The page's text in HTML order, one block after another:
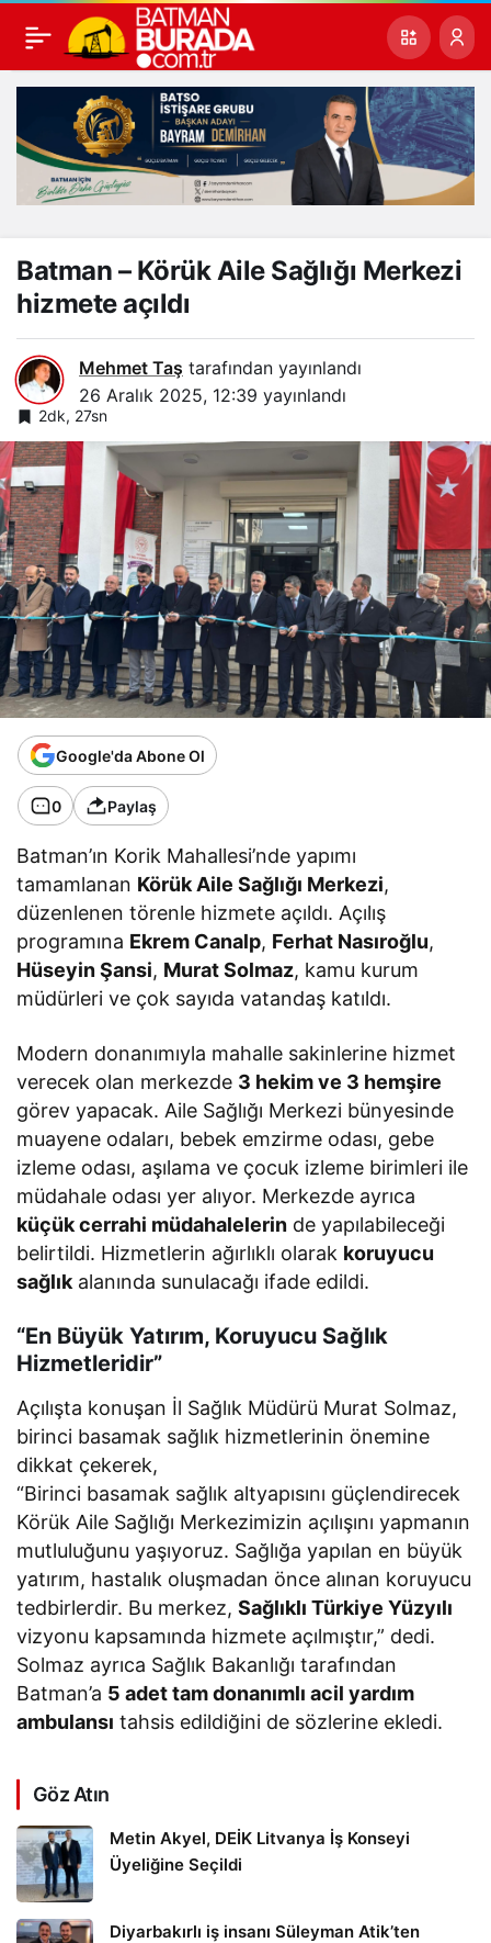
Batman – Körük Aile Sağlığı Merkezi
hizmete açıldı
Mehmet Taş tarafından yayınlandı
26 Aralık 2025, 12:39 yayınlandı
2dk, 27sn
Google'da Abone Ol
0 Paylaş
Batman’ın Korik Mahallesi’nde yapımı
tamamlanan Körük Aile Sağlığı Merkezi,
düzenlenen törenle hizmete açıldı. Açılış
programına Ekrem Canalp, Ferhat Nasıroğlu,
Hüseyin Şansi, Murat Solmaz, kamu kurum
müdürleri ve çok sayıda vatandaş katıldı.
Modern donanımıyla mahalle sakinlerine hizmet
verecek olan merkezde 3 hekim ve 3 hemşire
görev yapacak. Aile Sağlığı Merkezi bünyesinde
muayene odaları, bebek emzirme odası, gebe
izleme odası, aşılama ve çocuk izleme birimleri ile
müdahale odası yer alıyor. Merkezde ayrıca
küçük cerrahi müdahalelerin de yapılabileceği
belirtildi. Hizmetlerin ağırlıklı olarak koruyucu
sağlıkalanında sunulacağı ifade edildi.
“En Büyük Yatırım, Koruyucu Sağlık
Hizmetleridir”
Açılışta konuşan İl Sağlık Müdürü Murat Solmaz,
birinci basamak sağlık hizmetlerinin önemine
dikkat çekerek,
“Birinci basamak sağlık altyapısını güçlendirecek
Körük Aile Sağlığı Merkezimizin açılışını yapmanın
mutluluğunu yaşıyoruz. Sağlığa yapılan en büyük
yatırım, hastalık oluşmadan önce alınan koruyucu
tedbirlerdir. Bu merkez,Sağlıklı Türkiye Yüzyılı
vizyonu kapsamında hizmete açılmıştır,” dedi.
Solmaz ayrıca Sağlık Bakanlığı tarafından
Batman’a 5 adet tam donanımlı acil yardım
ambulansı tahsis edildiğini de sözlerine ekledi.
Göz Atın
Metin Akyel, DEİK Litvanya İş Konseyi
Üyeliğine Seçildi
Diyarbakırlı iş insanı Süleyman Atik’ten